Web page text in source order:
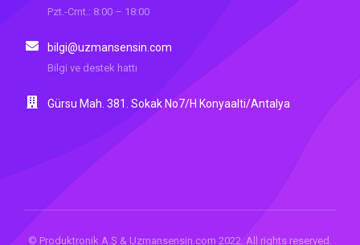
Pzt.-Cmt.: 8:00 – 18:00
bilgi@uzmansensin.com
Bilgi ve destek hattı
Gürsu Mah. 381. Sokak No7/H Konyaalti/Antalya
© Produktronik A.Ş & Uzmansensin.com 2022. All rights reserved.